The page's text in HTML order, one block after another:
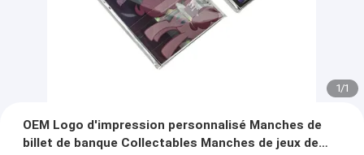
1/1
OEM Logo d'impression personnalisé Manches de
billet de banque Collectables Manches de jeux de